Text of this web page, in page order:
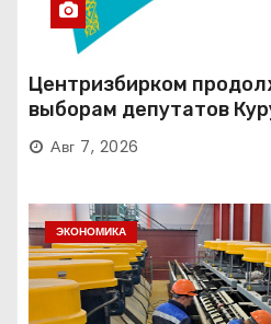
Центризбирком
выборам депутатов
Авг 7, 2026
ЭКОНОМИКА